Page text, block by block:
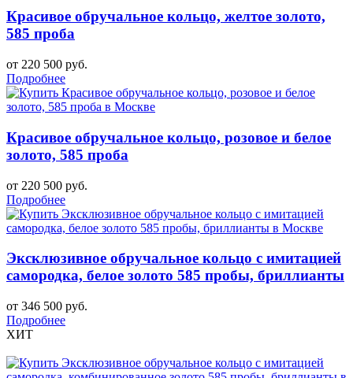
Красивое обручальное кольцо, желтое золото,
585 проба
от 220 500 руб.
Подробнее
Красивое обручальное кольцо, розовое и белое
золото, 585 проба
от 220 500 руб.
Подробнее
Эксклюзивное обручальное кольцо с имитацией
самородка, белое золото 585 пробы, бриллианты
от 346 500 руб.
Подробнее
ХИТ